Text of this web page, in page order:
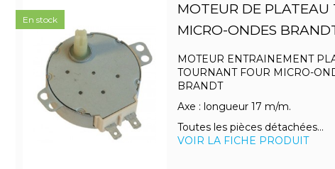
MOTEUR DE
MICRO-ONDES
MOTEUR ENTRAINEMENT
TOURNANT FOUR MICRO-
BRANDT
Axe : longueur 17 m/m.
Toutes les pièces détachées...
VOIR LA FICHE PRODUIT
En stock